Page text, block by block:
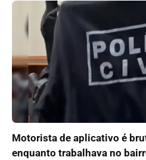
Motorista de aplicativo é
enquanto trabalhava no